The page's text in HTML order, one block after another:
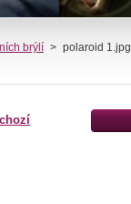
brýlí > polaroid 1.jpg